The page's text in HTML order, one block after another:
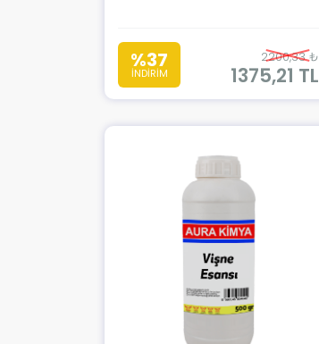
%37
İNDİRİM
2200,33 ₺
1375,21 TL